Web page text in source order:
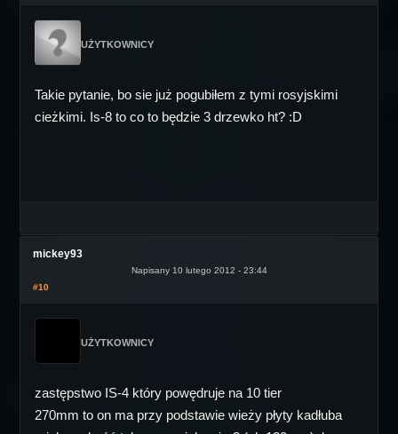
UŻYTKOWNICY
Takie pytanie, bo sie już pogubiłem z tymi rosyjskimi
cieżkimi. Is-8 to co to będzie 3 drzewko ht? :D
mickey93
Napisany 10 lutego 2012 - 23:44
#10
UŻYTKOWNICY
zastępstwo IS-4 który powędruje na 10 tier
270mm to on ma przy podstawie wieży płyty kadłuba